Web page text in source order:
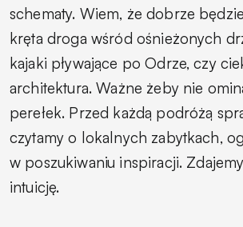
schematy. Wiem, że dobrze
kręta droga wśród ośnieżonych
kajaki pływające po Odrze, czy
architektura. Ważne żeby nie
perełek. Przed każdą podróżą
czytamy o lokalnych zabytkach,
w poszukiwaniu inspiracji.
intuicję.